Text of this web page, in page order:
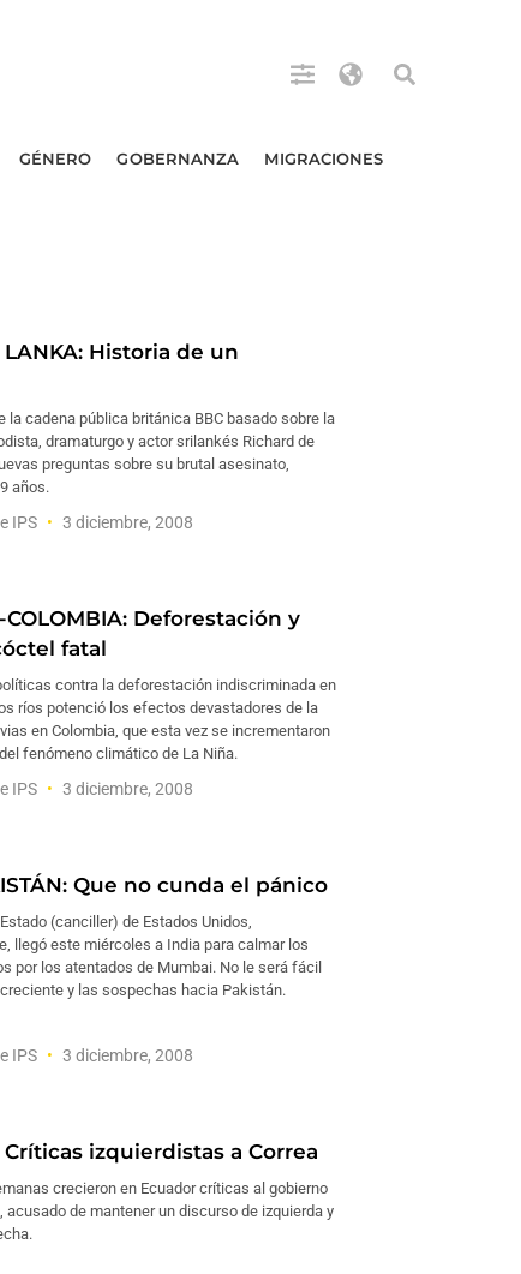
GÉNERO GOBERNANZA MIGRACIONES
LANKA: Historia de un
la cadena pública británica BBC basado sobre la
dramaturgo y actor srilankés Richard de
preguntas sobre su brutal asesinato,
años.
IPS 3 diciembre, 2008
COLOMBIA: Deforestación y
fatal
contra la deforestación indiscriminada en
ríos potenció los efectos devastadores de la
en Colombia, que esta vez se incrementaron
fenómeno climático de La Niña.
IPS 3 diciembre, 2008
Que no cunda el pánico
(canciller) de Estados Unidos,
llegó este miércoles a India para calmar los
por los atentados de Mumbai. No le será fácil
y las sospechas hacia Pakistán.
IPS 3 diciembre, 2008
Críticas izquierdistas a Correa
crecieron en Ecuador críticas al gobierno
acusado de mantener un discurso de izquierda y